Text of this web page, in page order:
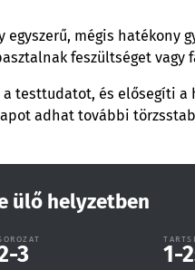
egyszerű, mégis
feszültséget
a testtudatot, és elősegíti
adhat további
ülő helyzetben
3 1-2